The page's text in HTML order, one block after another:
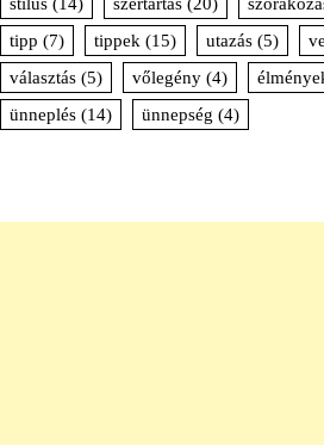
tipp (7) tippek (15) utazás (5)
választás (5) vőlegény (4)
ünneplés (14) ünnepség (4)